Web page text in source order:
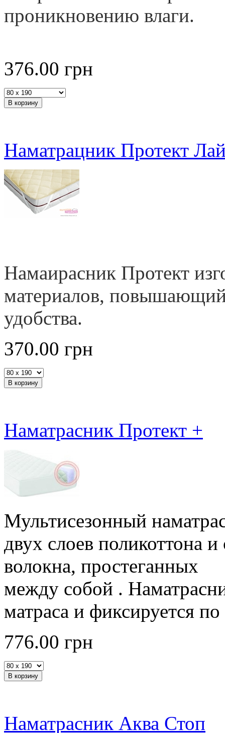
проникновению влаги.
376.00 грн
Наматрацник Протект
Намаирасник Протект
материалов,
удобства.
370.00 грн
Наматрасник Протект +
Мультисезонный
двух слоев поликоттона
волокна, простеганных
между собой .
матраса и фиксируется
776.00 грн
Наматрасник Аква Стоп